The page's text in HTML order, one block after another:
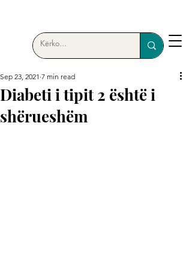
Diabeti i tipit 2 është i
shërueshëm
Sep 23, 2021 7 min read